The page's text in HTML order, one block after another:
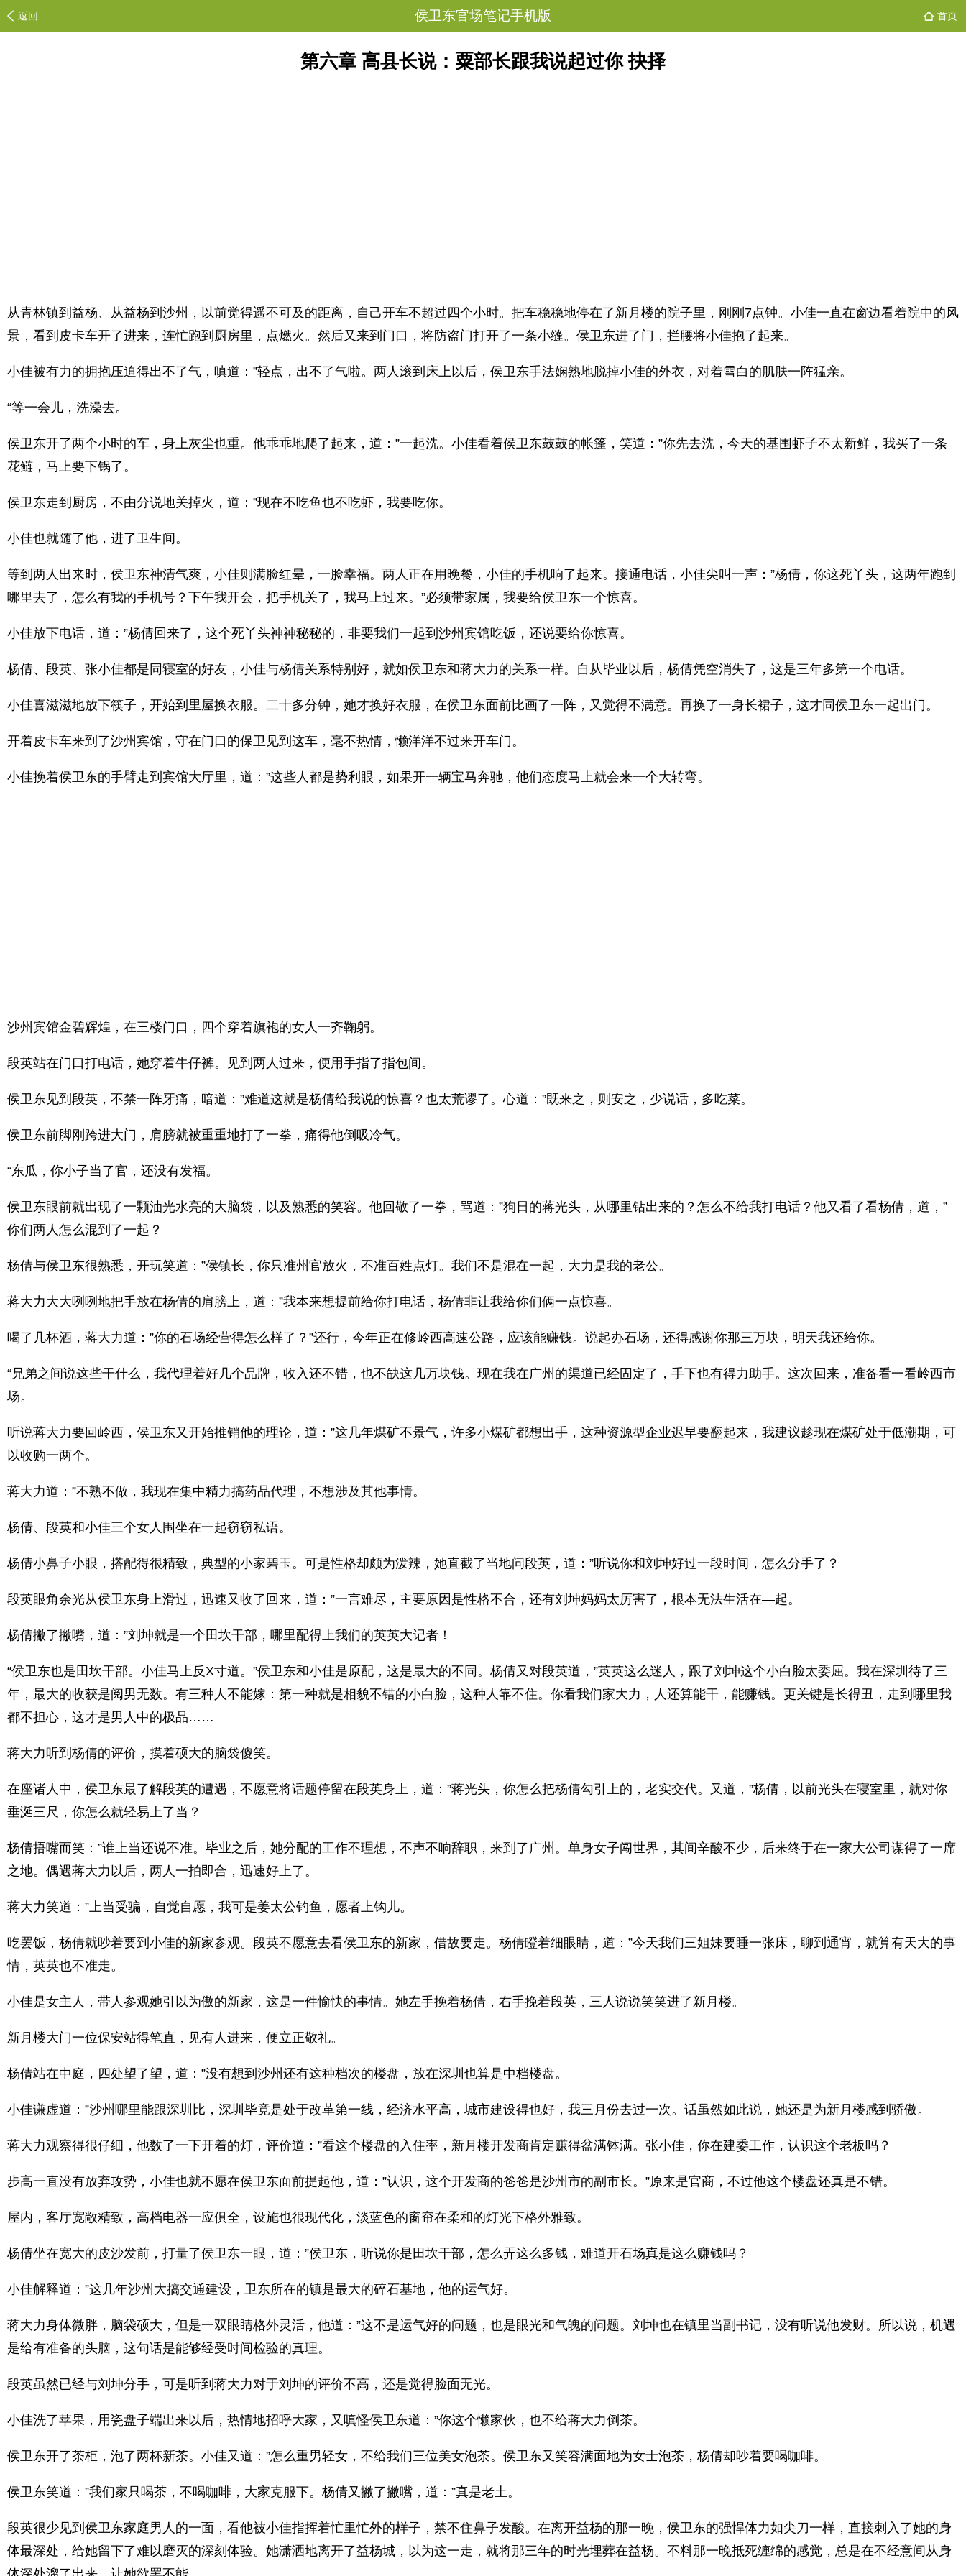
返回 侯卫东官场笔记手机版 首页
第六章 高县长说：粟部长跟我说起过你 抉择
从青林镇到益杨、从益杨到沙州，以前觉得遥不可及的距离，自己开车不超过四个小时。把车稳稳地停在了新月楼的院子里，刚刚7点钟。小佳一直在窗边看着院中的风
景，看到皮卡车开了进来，连忙跑到厨房里，点燃火。然后又来到门口，将防盗门打开了一条小缝。侯卫东进了门，拦腰将小佳抱了起来。
小佳被有力的拥抱压迫得出不了气，嗔道：”轻点，出不了气啦。两人滚到床上以后，侯卫东手法娴熟地脱掉小佳的外衣，对着雪白的肌肤一阵猛亲。
“等一会儿，洗澡去。
侯卫东开了两个小时的车，身上灰尘也重。他乖乖地爬了起来，道：”一起洗。小佳看着侯卫东鼓鼓的帐篷，笑道：”你先去洗，今天的基围虾子不太新鲜，我买了一条
花鲢，马上要下锅了。
侯卫东走到厨房，不由分说地关掉火，道：”现在不吃鱼也不吃虾，我要吃你。
小佳也就随了他，进了卫生间。
等到两人出来时，侯卫东神清气爽，小佳则满脸红晕，一脸幸福。两人正在用晚餐，小佳的手机响了起来。接通电话，小佳尖叫一声：”杨倩，你这死丫头，这两年跑到
哪里去了，怎么有我的手机号？下午我开会，把手机关了，我马上过来。”必须带家属，我要给侯卫东一个惊喜。
小佳放下电话，道：”杨倩回来了，这个死丫头神神秘秘的，非要我们一起到沙州宾馆吃饭，还说要给你惊喜。
杨倩、段英、张小佳都是同寝室的好友，小佳与杨倩关系特别好，就如侯卫东和蒋大力的关系一样。自从毕业以后，杨倩凭空消失了，这是三年多第一个电话。
小佳喜滋滋地放下筷子，开始到里屋换衣服。二十多分钟，她才换好衣服，在侯卫东面前比画了一阵，又觉得不满意。再换了一身长裙子，这才同侯卫东一起出门。
开着皮卡车来到了沙州宾馆，守在门口的保卫见到这车，毫不热情，懒洋洋不过来开车门。
小佳挽着侯卫东的手臂走到宾馆大厅里，道：”这些人都是势利眼，如果开一辆宝马奔驰，他们态度马上就会来一个大转弯。
沙州宾馆金碧辉煌，在三楼门口，四个穿着旗袍的女人一齐鞠躬。
段英站在门口打电话，她穿着牛仔裤。见到两人过来，便用手指了指包间。
侯卫东见到段英，不禁一阵牙痛，暗道：”难道这就是杨倩给我说的惊喜？也太荒谬了。心道：”既来之，则安之，少说话，多吃菜。
侯卫东前脚刚跨进大门，肩膀就被重重地打了一拳，痛得他倒吸冷气。
“东瓜，你小子当了官，还没有发福。
侯卫东眼前就出现了一颗油光水亮的大脑袋，以及熟悉的笑容。他回敬了一拳，骂道：”狗日的蒋光头，从哪里钻出来的？怎么不给我打电话？他又看了看杨倩，道，”
你们两人怎么混到了一起？
杨倩与侯卫东很熟悉，开玩笑道：”侯镇长，你只准州官放火，不准百姓点灯。我们不是混在一起，大力是我的老公。
蒋大力大大咧咧地把手放在杨倩的肩膀上，道：”我本来想提前给你打电话，杨倩非让我给你们俩一点惊喜。
喝了几杯酒，蒋大力道：”你的石场经营得怎么样了？”还行，今年正在修岭西高速公路，应该能赚钱。说起办石场，还得感谢你那三万块，明天我还给你。
“兄弟之间说这些干什么，我代理着好几个品牌，收入还不错，也不缺这几万块钱。现在我在广州的渠道已经固定了，手下也有得力助手。这次回来，准备看一看岭西市
场。
听说蒋大力要回岭西，侯卫东又开始推销他的理论，道：”这几年煤矿不景气，许多小煤矿都想出手，这种资源型企业迟早要翻起来，我建议趁现在煤矿处于低潮期，可
以收购一两个。
蒋大力道：”不熟不做，我现在集中精力搞药品代理，不想涉及其他事情。
杨倩、段英和小佳三个女人围坐在一起窃窃私语。
杨倩小鼻子小眼，搭配得很精致，典型的小家碧玉。可是性格却颇为泼辣，她直截了当地问段英，道：”听说你和刘坤好过一段时间，怎么分手了？
段英眼角余光从侯卫东身上滑过，迅速又收了回来，道：”一言难尽，主要原因是性格不合，还有刘坤妈妈太厉害了，根本无法生活在―起。
杨倩撇了撇嘴，道：”刘坤就是一个田坎干部，哪里配得上我们的英英大记者！
“侯卫东也是田坎干部。小佳马上反X寸道。”侯卫东和小佳是原配，这是最大的不同。杨倩又对段英道，”英英这么迷人，跟了刘坤这个小白脸太委屈。我在深圳待了三
年，最大的收获是阅男无数。有三种人不能嫁：第一种就是相貌不错的小白脸，这种人靠不住。你看我们家大力，人还算能干，能赚钱。更关键是长得丑，走到哪里我
都不担心，这才是男人中的极品……
蒋大力听到杨倩的评价，摸着硕大的脑袋傻笑。
在座诸人中，侯卫东最了解段英的遭遇，不愿意将话题停留在段英身上，道：”蒋光头，你怎么把杨倩勾引上的，老实交代。又道，”杨倩，以前光头在寝室里，就对你
垂涎三尺，你怎么就轻易上了当？
杨倩捂嘴而笑：”谁上当还说不准。毕业之后，她分配的工作不理想，不声不响辞职，来到了广州。单身女子闯世界，其间辛酸不少，后来终于在一家大公司谋得了一席
之地。偶遇蒋大力以后，两人一拍即合，迅速好上了。
蒋大力笑道：”上当受骗，自觉自愿，我可是姜太公钓鱼，愿者上钩儿。
吃罢饭，杨倩就吵着要到小佳的新家参观。段英不愿意去看侯卫东的新家，借故要走。杨倩瞪着细眼睛，道：”今天我们三姐妹要睡一张床，聊到通宵，就算有天大的事
情，英英也不准走。
小佳是女主人，带人参观她引以为傲的新家，这是一件愉快的事情。她左手挽着杨倩，右手挽着段英，三人说说笑笑进了新月楼。
新月楼大门一位保安站得笔直，见有人进来，便立正敬礼。
杨倩站在中庭，四处望了望，道：”没有想到沙州还有这种档次的楼盘，放在深圳也算是中档楼盘。
小佳谦虚道：”沙州哪里能跟深圳比，深圳毕竟是处于改革第一线，经济水平高，城市建设得也好，我三月份去过一次。话虽然如此说，她还是为新月楼感到骄傲。
蒋大力观察得很仔细，他数了一下开着的灯，评价道：”看这个楼盘的入住率，新月楼开发商肯定赚得盆满钵满。张小佳，你在建委工作，认识这个老板吗？
步高一直没有放弃攻势，小佳也就不愿在侯卫东面前提起他，道：”认识，这个开发商的爸爸是沙州市的副市长。”原来是官商，不过他这个楼盘还真是不错。
屋内，客厅宽敞精致，高档电器一应俱全，设施也很现代化，淡蓝色的窗帘在柔和的灯光下格外雅致。
杨倩坐在宽大的皮沙发前，打量了侯卫东一眼，道：”侯卫东，听说你是田坎干部，怎么弄这么多钱，难道开石场真是这么赚钱吗？
小佳解释道：”这几年沙州大搞交通建设，卫东所在的镇是最大的碎石基地，他的运气好。
蒋大力身体微胖，脑袋硕大，但是一双眼睛格外灵活，他道：”这不是运气好的问题，也是眼光和气魄的问题。刘坤也在镇里当副书记，没有听说他发财。所以说，机遇
是给有准备的头脑，这句话是能够经受时间检验的真理。
段英虽然已经与刘坤分手，可是听到蒋大力对于刘坤的评价不高，还是觉得脸面无光。
小佳洗了苹果，用瓷盘子端出来以后，热情地招呼大家，又嗔怪侯卫东道：”你这个懒家伙，也不给蒋大力倒茶。
侯卫东开了茶柜，泡了两杯新茶。小佳又道：”怎么重男轻女，不给我们三位美女泡茶。侯卫东又笑容满面地为女士泡茶，杨倩却吵着要喝咖啡。
侯卫东笑道：”我们家只喝茶，不喝咖啡，大家克服下。杨倩又撇了撇嘴，道：”真是老土。
段英很少见到侯卫东家庭男人的一面，看他被小佳指挥着忙里忙外的样子，禁不住鼻子发酸。在离开益杨的那一晚，侯卫东的强悍体力如尖刀一样，直接刺入了她的身
体最深处，给她留下了难以磨灭的深刻体验。她潇洒地离开了益杨城，以为这一走，就将那三年的时光埋葬在益杨。不料那一晚抵死缠绵的感觉，总是在不经意间从身